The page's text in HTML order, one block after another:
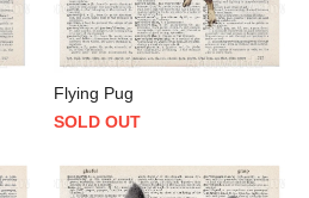
Flying Pug
SOLD OUT